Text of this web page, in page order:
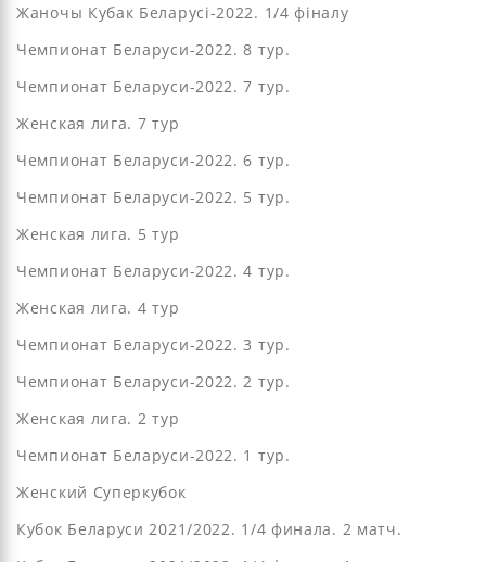
Жаночы Кубак Беларусі-2022. 1/4 фіналу
Чемпионат Беларуси-2022. 8 тур.
Чемпионат Беларуси-2022. 7 тур.
Женская лига. 7 тур
Чемпионат Беларуси-2022. 6 тур.
Чемпионат Беларуси-2022. 5 тур.
Женская лига. 5 тур
Чемпионат Беларуси-2022. 4 тур.
Женская лига. 4 тур
Чемпионат Беларуси-2022. 3 тур.
Чемпионат Беларуси-2022. 2 тур.
Женская лига. 2 тур
Чемпионат Беларуси-2022. 1 тур.
Женский Суперкубок
Кубок Беларуси 2021/2022. 1/4 финала. 2 матч.